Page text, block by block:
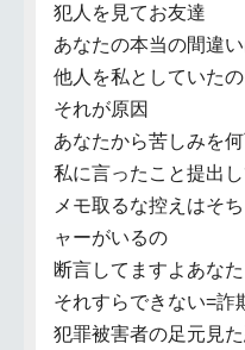
犯人を見てお友達
あなたの本当の間違い
他人を私としていたの
それが原因
あなたから苦しみを
私に言ったこと提出
メモ取るな控えはそ
ャーがいるの
断言してますよあなた
それすらできない=詐
犯罪被害者の足元見